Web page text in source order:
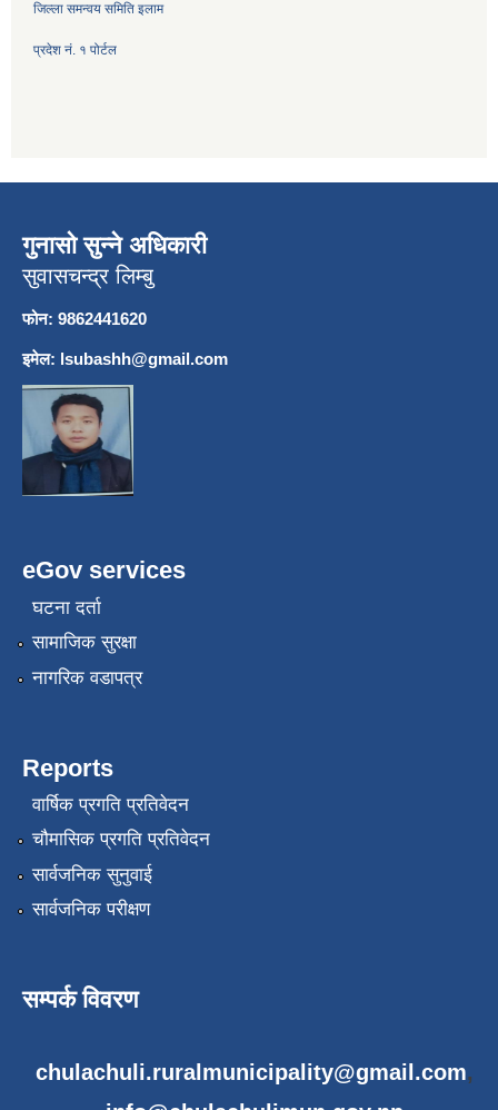
जिल्ला समन्वय समिति इलाम
प्रदेश नं. १ पोर्टल
गुनासो सुन्ने अधिकारी
सुवासचन्द्र लिम्बु
फोन: 9862441620
इमेल: lsubashh@gmail.com
eGov services
घटना दर्ता
सामाजिक सुरक्षा
नागरिक वडापत्र
Reports
वार्षिक प्रगति प्रतिवेदन
चौमासिक प्रगति प्रतिवेदन
सार्वजनिक सुनुवाई
सार्वजनिक परीक्षण
सम्पर्क विवरण
chulachuli.ruralmunicipality@gmail.com,